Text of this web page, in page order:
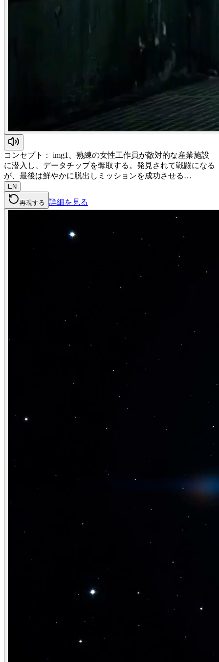
コンセプト： img1、熟練の女性工作員が敵対的な産業施設
に潜入し、データチップを奪取する。発見されて戦闘になる
が、最後は鮮やかに脱出しミッションを成功させる…
EN
再現する 詳細を見る